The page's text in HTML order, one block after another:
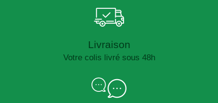
Livraison
Votre colis livré sous 48h